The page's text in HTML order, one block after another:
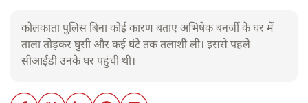
कोलकाता पुलिस बिना कोई कारण बताए अभिषेक बनर्जी के घर में
ताला तोड़कर घुसी और कई घंटे तक तलाशी ली। इससे पहले
सीआईडी उनके घर पहुंची थी।